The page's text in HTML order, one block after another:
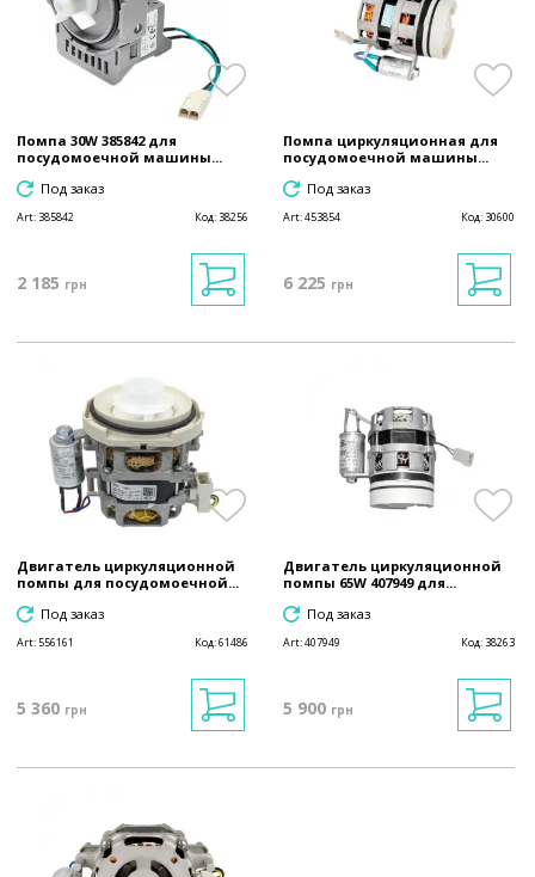
Помпа 30W 385842 для
посудомоечной машины...
Под заказ
Art: 385842 Код: 38256
2 185 грн
Помпа циркуляционная для
посудомоечной машины...
Под заказ
Art:453854 Код: 30600
6 225 грн
Двигатель циркуляционной
помпы для посудомоечной...
Под заказ
Art:556161 Код:61486
5 360 грн
Двигатель циркуляционной
помпы 65W 407949 для...
Под заказ
Art:407949 Код: 38263
5 900 грн